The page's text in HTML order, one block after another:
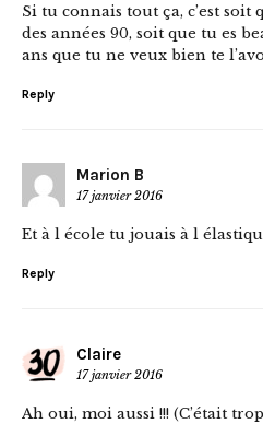
Si tu connais tout ça, c’est soit
des années 90, soit que tu es
ans que tu ne veux bien te
Reply
Marion B
17 janvier 2016
Et à l école tu jouais à l
Reply
Claire
17 janvier 2016
Ah oui, moi aussi !!! (C’était